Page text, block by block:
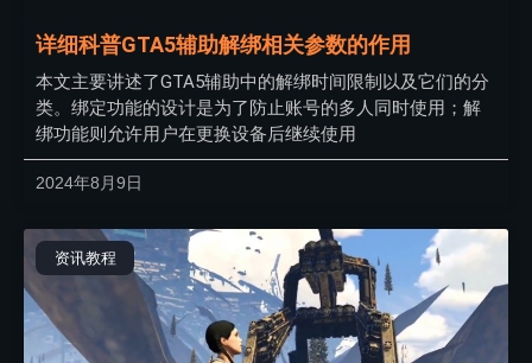
详细科普GTA5辅助解绑相关参数的作用
本文主要讲述了GTA5辅助中的解绑时间限制以及它们的分
类。绑定功能的设计是为了防止账号的多人同时使用；解
绑功能则允许用户在更换设备后继续使用
2024年8月9日
资讯教程